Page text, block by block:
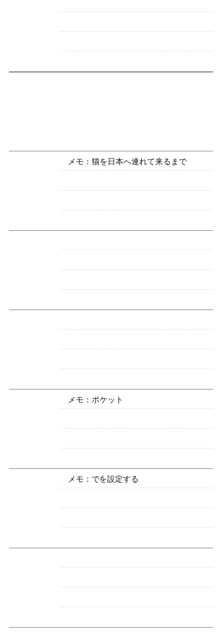
メモ：猫を日本へ連れて来るまで
メモ：Samsung Galaxy SCR01 ポケットWi-Fi
メモ：Linuxで Magic Trackpad 2 を設定する